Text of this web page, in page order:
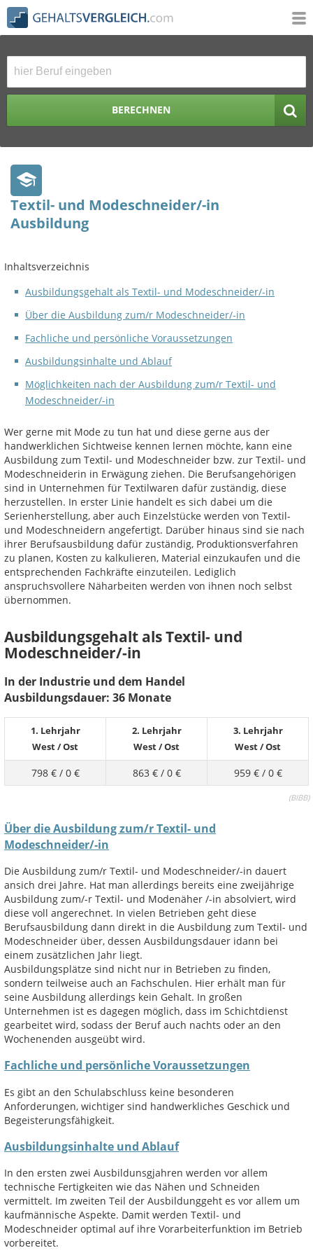
BERECHNEN
Textil- und Modeschneider/-in
Ausbildung
Inhaltsverzeichnis
Ausbildungsgehalt als Textil- und Modeschneider/-in
Über die Ausbildung zum/r Modeschneider/-in
Fachliche und persönliche Voraussetzungen
Ausbildungsinhalte und Ablauf
Möglichkeiten nach der Ausbildung zum/r Textil- und
Modeschneider/-in
Wer gerne mit Mode zu tun hat und diese gerne aus der
handwerklichen Sichtweise kennen lernen möchte, kann eine
Ausbildung zum Textil- und Modeschneider bzw. zur Textil- und
Modeschneiderin in Erwägung ziehen. Die Berufsangehörigen
sind in Unternehmen für Textilwaren dafür zuständig, diese
herzustellen. In erster Linie handelt es sich dabei um die
Serienherstellung, aber auch Einzelstücke werden von Textil-
und Modeschneidern angefertigt. Darüber hinaus sind sie nach
ihrer Berufsausbildung dafür zuständig, Produktionsverfahren
zu planen, Kosten zu kalkulieren, Material einzukaufen und die
entsprechenden Fachkräfte einzuteilen. Lediglich
anspruchsvollere Näharbeiten werden von ihnen noch selbst
übernommen.
Ausbildungsgehalt als Textil- und
Modeschneider/-in
In der Industrie und dem Handel
Ausbildungsdauer: 36 Monate
1. Lehrjahr
West/Ost
2. Lehrjahr
West/Ost
3. Lehrjahr
West/Ost
798 €/ 0 € 863 €/ 0 € 959 €/ 0 €
(BIBB)
Über die Ausbildung zum/r Textil- und
Modeschneider/-in
Die Ausbildung zum/r Textil- und Modeschneider/-in dauert
ansich drei Jahre. Hat man allerdings bereits eine zweijährige
Ausbildung zum/-r Textil- und Modenäher /-in absolviert, wird
diese voll angerechnet. In vielen Betrieben geht diese
Berufsausbildung dann direkt in die Ausbildung zum Textil- und
Modeschneider über, dessen Ausbildungsdauer idann bei
einem zusätzlichen Jahr liegt.
Ausbildungsplätze sind nicht nur in Betrieben zu finden,
sondern teilweise auch an Fachschulen. Hier erhält man für
seine Ausbildung allerdings kein Gehalt. In großen
Unternehmen ist es dagegen möglich, dass im Schichtdienst
gearbeitet wird, sodass der Beruf auch nachts oder an den
Wochenenden ausgeübt wird.
Fachliche und persönliche Voraussetzungen
Es gibt an den Schulabschluss keine besonderen
Anforderungen, wichtiger sind handwerkliches Geschick und
Begeisterungsfähigkeit.
Ausbildungsinhalte und Ablauf
In den ersten zwei Ausbildunsgjahren werden vor allem
technische Fertigkeiten wie das Nähen und Schneiden
vermittelt. Im zweiten Teil der Ausbildunggeht es vor allem um
kaufmännische Aspekte. Damit werden Textil- und
Modeschneider optimal auf ihre Vorarbeiterfunktion im Betrieb
vorbereitet.